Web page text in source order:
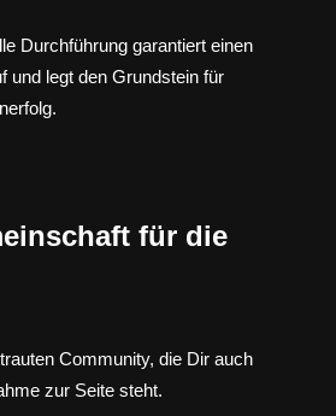
Durchführung garantiert einen
und legt den Grundstein für
für die
Community, die Dir auch
zur Seite steht.